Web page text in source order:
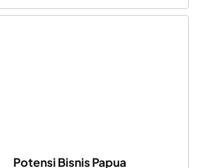
Potensi Bisnis Papua